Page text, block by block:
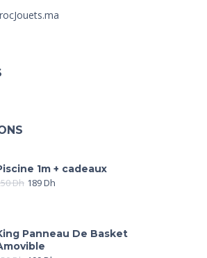
1m + cadeaux
Dh 189Dh
Panneau De Basket